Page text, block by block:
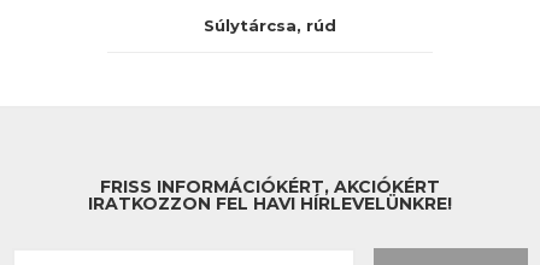
Súlytárcsa, rúd
FRISS INFORMÁCIÓKÉRT, AKCIÓKÉRT
IRATKOZZON FEL HAVI HÍRLEVELÜNKRE!